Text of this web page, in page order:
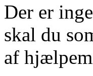
Der er
skal du
af